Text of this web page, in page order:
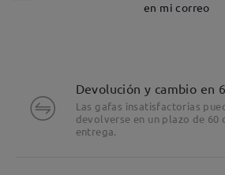
comentarios
en mi correo
Devolución y cambio en
Las gafas insatisfactorias
devolverse en un plazo de 60
entrega.